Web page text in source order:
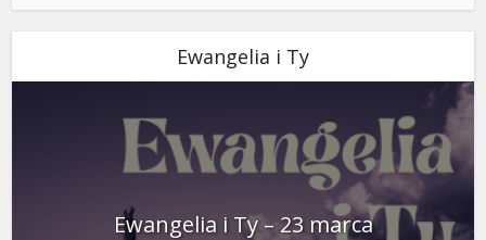
Ewangelia i Ty
Ewangelia i Ty – 23 marca